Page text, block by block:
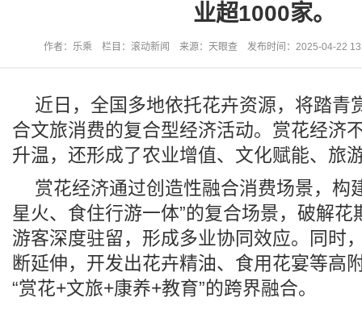
业超1000家。
作者：乐乘 栏目：滚动新闻 来源：天眼查 发布时间：2025-04-22
近日，全国多地依托花卉资源，将踏青
合文旅消费的复合型经济活动。赏花经济
升温，还形成了农业增值、文化赋能、旅
赏花经济通过创造性融合消费场景，构
星火、食住行游一体”的复合场景，破解花
游客深度驻留，形成多业协同效应。同时
断延伸，开发出花卉精油、食用花宴等高
“赏花+文旅+康养+教育”的跨界融合。